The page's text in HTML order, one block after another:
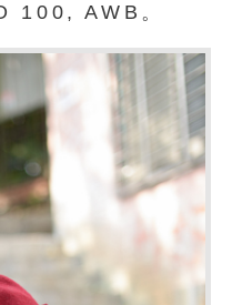
AWB。